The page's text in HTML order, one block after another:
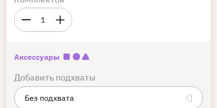
1
Аксессуары
Добавить подхваты